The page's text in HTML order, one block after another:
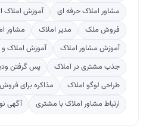
مشاور املاک حرفه ای
آموزش املاک
فروش ملک
مدیر املاک
مشاور
آموزش مشاور املاک
آموزش املاک
جذب مشتری در املاک
پس گرفتن
طراحی لوگو املاک
مذاکره برای فروش
ارتباط مشاور املاک با مشتری
آگهی